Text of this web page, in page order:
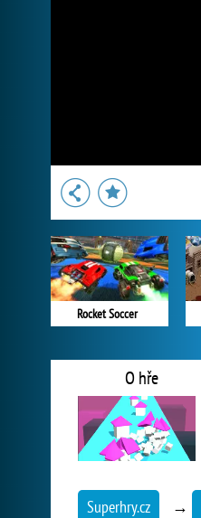
Rocket Soccer
O hře
Superhry.cz →